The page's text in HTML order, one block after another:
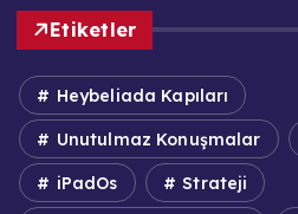
Etiketler
Heybeliada Kapıları
Unutulmaz Konuşmalar
iPadOs Strateji